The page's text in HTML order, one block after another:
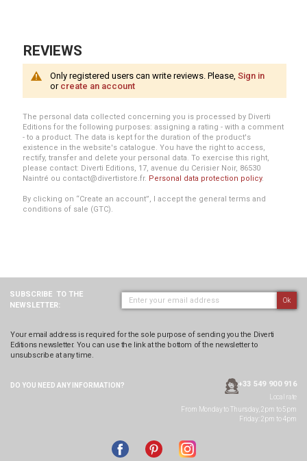
REVIEWS
Only registered users can write reviews. Please, Sign in
or create an account
The personal data collected concerning you is processed by Diverti
Editions for the following purposes: assigning a rating - with a comment
- to a product. The data is kept for the duration of the product's
existence in the website's catalogue. You have the right to access,
rectify, transfer and delete your personal data. To exercise this right,
please contact: Diverti Editions, 17, avenue du Cerisier Noir, 86530
Naintré ou contact@divertistore.fr. Personal data protection policy.
By clicking on “Create an account”, I accept the general terms and
conditions of sale (GTC).
SUBSCRIBE TO THE
NEWSLETTER:
Ok
Your email address is required for the sole purpose of sending you the Diverti
Editions newsletter. You can use the link at the bottom of the newsletter to
unsubscribe at any time.
DO YOU NEED ANY INFORMATION? +33 549 900 916
Local rate
From Monday to Thursday, 2pm to 5pm
Friday: 2pm to 4pm